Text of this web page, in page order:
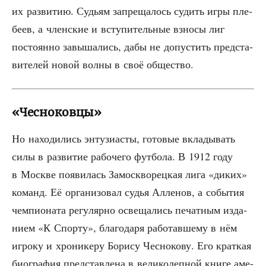
их раз­ви­тию. Судьям запре­ща­лось судить игры пле­
бе­ев, а член­ские и всту­пи­тель­ные взно­сы лиг
посто­ян­но завы­ша­лись, дабы не допу­стить пред­ста­
ви­те­лей новой вол­ны в своё общество.
«Чесноковцы»
Но нахо­ди­лись энту­зи­а­сты, гото­вые вкла­ды­вать
силы в раз­ви­тие рабо­че­го фут­бо­ла. В 1912 году
в Москве появи­лась Замоск­во­рец­кая лига «диких»
команд. Её орга­ни­зо­вал судья Алле­нов, а собы­тия
чем­пи­о­на­та регу­ляр­но осве­ща­лись печат­ным изда­
ни­ем «К Спор­ту», бла­го­да­ря рабо­тав­ше­му в нём
игро­ку и хро­ни­ке­ру Бори­су Чес­но­ко­ву. Его крат­кая
био­гра­фия пред­став­ле­на в вели­ко­леп­ной кни­ге аме­